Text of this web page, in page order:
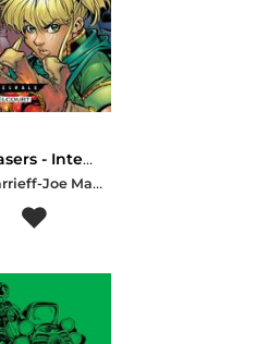
Battle Chasers - Integrale
Munier Sharrieff-Joe Madureira-Ludo Lullabi